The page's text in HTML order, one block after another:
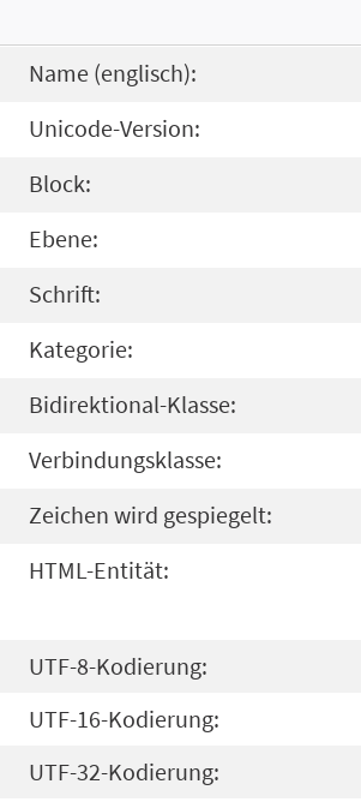
Name (englisch):
Unicode-Version:
Block:
Ebene:
Schrift:
Kategorie:
Bidirektional-Klasse:
Verbindungsklasse:
Zeichen wird gespiegelt:
HTML-Entität:
UTF-8-Kodierung:
UTF-16-Kodierung:
UTF-32-Kodierung: